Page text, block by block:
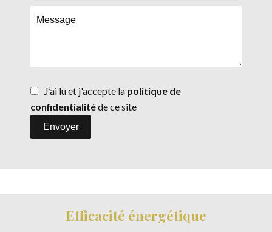
J’ai lu et j'accepte la politique de
confidentialitéde ce site
Envoyer
Efficacité énergétique